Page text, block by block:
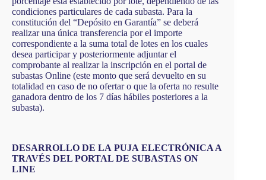
condiciones particulares de cada subasta. Para la
constitución del “Depósito en Garantía” se deberá
realizar una única transferencia por el importe
correspondiente a la suma total de lotes en los cuales
desea participar y posteriormente adjuntar el
comprobante al realizar la inscripción en el portal de
subastas Online (este monto que será devuelto en su
totalidad en caso de no ofertar o que la oferta no resulte
ganadora dentro de los 7 días hábiles posteriores a la
subasta).
DESARROLLO DE LA PUJA ELECTRÓNICA A
TRAVÉS DEL PORTAL DE SUBASTAS ON
LINE